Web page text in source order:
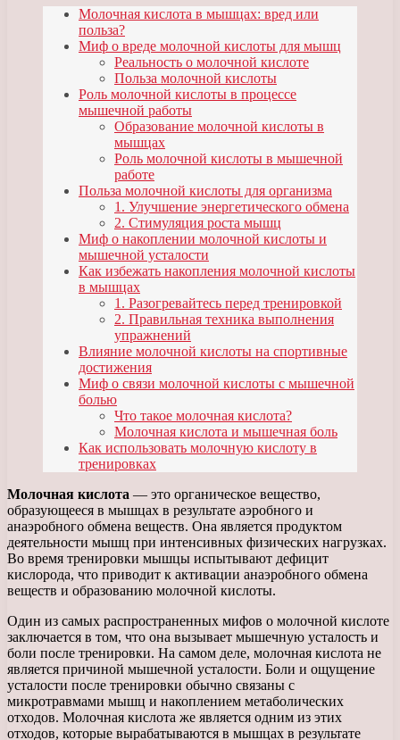
Молочная кислота в мышцах: вред или
польза?
Миф о вреде молочной кислоты для мышц
Реальность о молочной кислоте
Польза молочной кислоты
Роль молочной кислоты в процессе
мышечной работы
Образование молочной кислоты в
мышцах
Роль молочной кислоты в мышечной
работе
Польза молочной кислоты для организма
1. Улучшение энергетического обмена
2. Стимуляция роста мышц
Миф о накоплении молочной кислоты и
мышечной усталости
Как избежать накопления молочной кислоты
в мышцах
1. Разогревайтесь перед тренировкой
2. Правильная техника выполнения
упражнений
Влияние молочной кислоты на спортивные
достижения
Миф о связи молочной кислоты с мышечной
болью
Что такое молочная кислота?
Молочная кислота и мышечная боль
Как использовать молочную кислоту в
тренировках
Молочная кислота — это органическое вещество,
образующееся в мышцах в результате аэробного и
анаэробного обмена веществ. Она является продуктом
деятельности мышц при интенсивных физических нагрузках.
Во время тренировки мышцы испытывают дефицит
кислорода, что приводит к активации анаэробного обмена
веществ и образованию молочной кислоты.
Один из самых распространенных мифов о молочной кислоте
заключается в том, что она вызывает мышечную усталость и
боли после тренировки. На самом деле, молочная кислота не
является причиной мышечной усталости. Боли и ощущение
усталости после тренировки обычно связаны с
микротравмами мышц и накоплением метаболических
отходов. Молочная кислота же является одним из этих
отходов, которые вырабатываются в мышцах в результате